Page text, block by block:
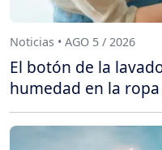
Noticias • AGO 5 / 2026
El botón de la
humedad en la ropa